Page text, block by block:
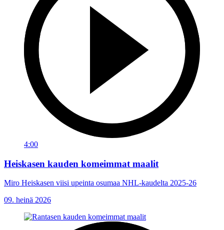
4:00
Heiskasen kauden komeimmat maalit
Miro Heiskasen viisi upeinta osumaa NHL-kaudelta 2025-26
09. heinä 2026